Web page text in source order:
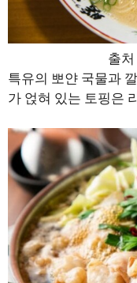
출
특유의 뽀얀 국물과
가 얹혀 있는 토핑은